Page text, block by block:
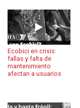
Ecobici en crisis:
fallas y falta de
mantenimiento
afectan a usuarios